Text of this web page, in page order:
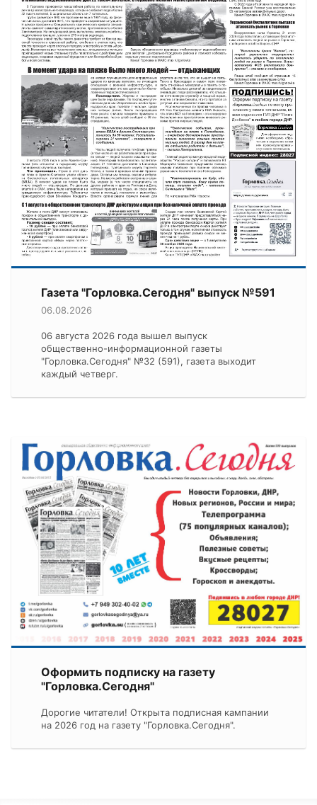
Газета "Горловка.Сегодня" выпуск №591
06.08.2026
06 августа 2026 года вышел выпуск
общественно-информационной газеты
"Горловка.Сегодня" №32 (591), газета выходит
каждый четверг.
Оформить подписку на газету
"Горловка.Сегодня"
Дорогие читатели! Открыта подписная кампании
на 2026 год на газету "Горловка.Сегодня".